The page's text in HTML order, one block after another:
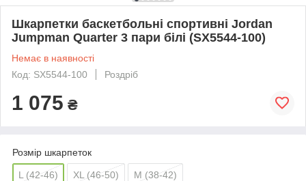
Шкарпетки баскетбольні спортивні Jordan
Jumpman Quarter 3 пари білі (SX5544-100)
Немає в наявності
Код: SX5544-100
Роздріб
1 075 ₴
Розмір шкарпеток
L (42-46) XL (46-50) M (38-42)